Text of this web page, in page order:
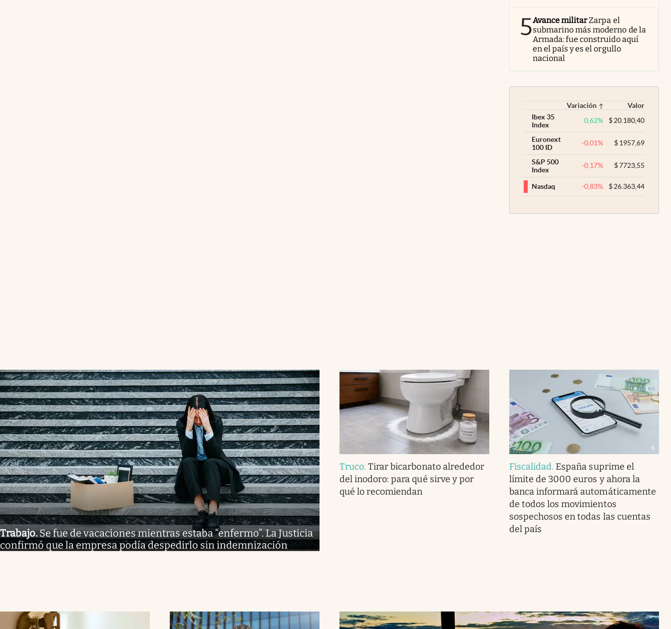
5Avance militarZarpa el
submarino más moderno de la
Armada: fue construido aquí
en el país y es el orgullo
nacional
Variación
Valor
Ibex 35
Index
0,62% $20.180,40
Euronext
100 ID
-0,01% $1957,69
S&P 500
Index
-0,17% $7723,55
Nasdaq -0,83% $26.363,44
Trabajo.Se fue de vacaciones mientras estaba “enfermo”. La Justicia
confirmó que la empresa podía despedirlo sin indemnización
Truco.Tirar bicarbonato alrededor
del inodoro: para qué sirve y por
qué lo recomiendan
Fiscalidad. España suprime el
límite de 3000 euros y ahora la
banca informará automáticamente
de todos los movimientos
sospechosos en todas las cuentas
del país